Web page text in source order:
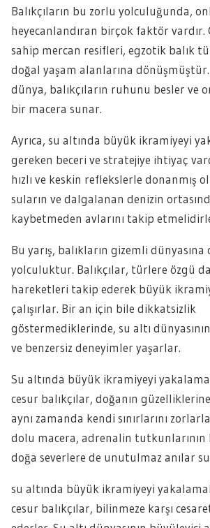
Balıkçıların bu zorlu yolculuğunda,
heyecanlandıran birçok faktör vardır.
sahip mercan resifleri, egzotik balık
doğal yaşam alanlarına
dünya, balıkçıların ruhunu besler ve
bir macera sunar.
Ayrıca, su altında büyük ikramiyeyi
gereken beceri ve stratejiye ihtiyaç
hızlı ve keskin reflekslerle donanmış
suların ve dalgalanan denizin
kaybetmeden avlarını takip
Bu yarış, balıkların gizemli
yolculuktur. Balıkçılar, türlere özgü
hareketleri takip ederek büyük
çalışırlar. Bir an için bile dikkatsizlik
göstermediklerinde, su altı dünyasının
ve benzersiz deneyimler yaşarlar.
Su altında büyük ikramiyeyi
cesur balıkçılar, doğanın
aynı zamanda kendi sınırlarını
dolu macera, adrenalin tutkunlarının
doğa severlere de unutulmaz anılar
su altında büyük ikramiyeyi
cesur balıkçılar, bilinmeze karşı